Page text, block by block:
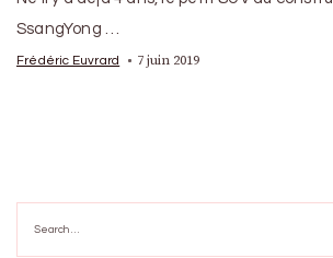
SsangYong …
Frédéric Euvrard 7 juin 2019
for: